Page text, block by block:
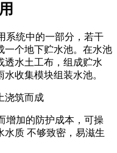
系统中的一部分，若干
一个地下贮水池。在水池
透水土工布，组成贮水
收集模块组装水池。
浇筑而成
增加的防护成本，可操
水质 不够致密，易滋生